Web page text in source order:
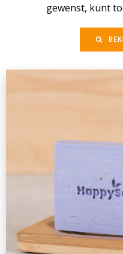
gewenst, kunt